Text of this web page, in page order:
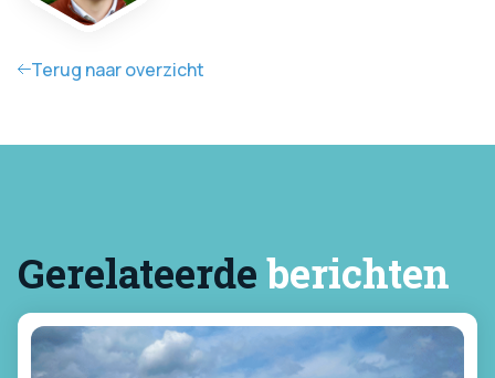
Terug naar overzicht
Gerelateerdeberichten